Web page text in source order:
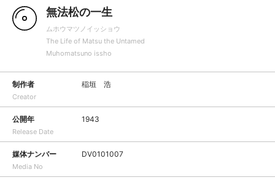
無法松の一生
ムホウマツノイッショウ
The Life of Matsu the Untamed
Muhomatsuno issho
制作者
Creator
稲垣 浩
公開年
Release Date
1943
媒体ナンバー
Media No
DV0101007